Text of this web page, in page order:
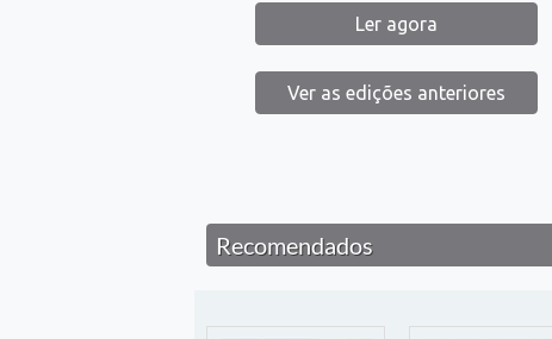
Ler agora
Ver as edições anteriores
Recomendados